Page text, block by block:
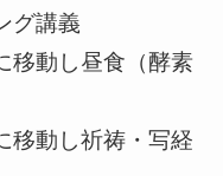
グ講義
移動し昼食（酵素
移動し祈祷・写経